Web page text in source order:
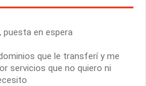
puesta en espera
que le transferí y me
servicios que no quiero ni